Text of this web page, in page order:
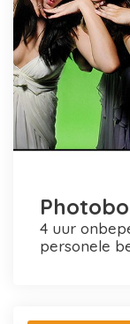
4 uur onbeperkt foto's maken en printen +
personele